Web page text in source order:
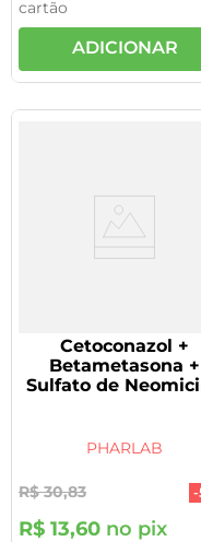
cartão
ADICIONAR
Cetoconazol +
Betametasona +
Sulfato de
PHARLAB
R$ 30,83 -
R$ 13,60 no pix